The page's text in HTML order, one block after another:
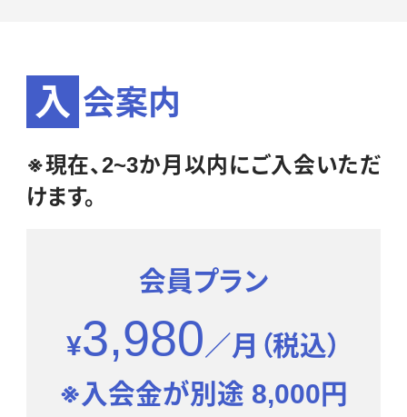
入 会案内
※現在、2~3か月以内にご入会いただ
けます。
会員プラン
¥3,980／月（税込）
※入会金が別途 8,000円